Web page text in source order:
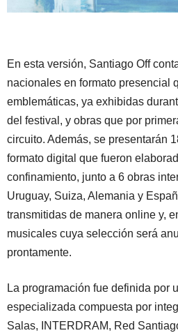
En esta versión, Santiago Off
nacionales en formato presencial
emblemáticas, ya exhibidas
del festival, y obras que por
circuito. Además, se presentarán
formato digital que fueron
confinamiento, junto a 6 obras
Uruguay, Suiza, Alemania y
transmitidas de manera online y,
musicales cuya selección será
prontamente.
La programación fue definida por
especializada compuesta por
Salas, INTERDRAM, Red